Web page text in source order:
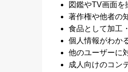
図鑑やTV画面を
著作権や他者の
食品として加工
個人情報がわか
他のユーザーに
成人向けのコン